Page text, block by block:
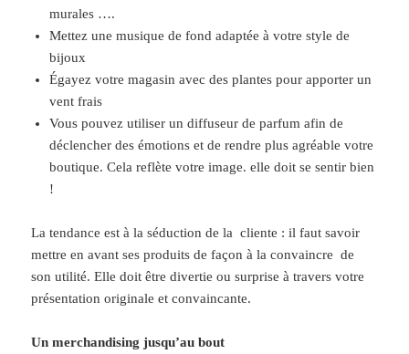
murales ….
Mettez une musique de fond adaptée à votre style de
bijoux
Égayez votre magasin avec des plantes pour apporter un
vent frais
Vous pouvez utiliser un diffuseur de parfum afin de
déclencher des émotions et de rendre plus agréable votre
boutique. Cela reflète votre image. elle doit se sentir bien
!
La tendance est à la séduction de la cliente : il faut savoir
mettre en avant ses produits de façon à la convaincre de
son utilité. Elle doit être divertie ou surprise à travers votre
présentation originale et convaincante.
Un merchandising jusqu’au bout